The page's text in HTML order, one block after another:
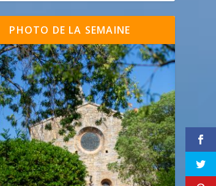
PHOTO DE LA SEMAINE